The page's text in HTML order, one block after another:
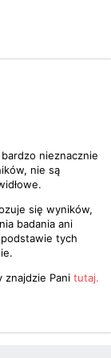
nieznacznie
nie są
się wyników,
badania ani
tych
znajdzie Pani tutaj.